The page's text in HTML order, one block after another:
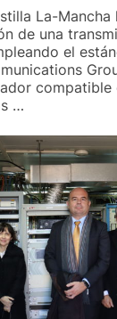
La-
de una
el
compatible
…